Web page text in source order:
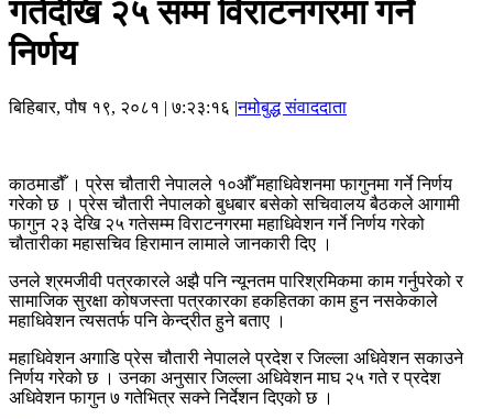
गतेदेखि २५ सम्म विराटनगरमा गर्ने
निर्णय
बिहिबार, पौष १९, २०८१ | ७:२३:१६ |नमोबुद्ध संवाददाता
काठमाडौँ । प्रेस चौतारी नेपालले १०औँ महाधिवेशनमा फागुनमा गर्ने निर्णय
गरेको छ । प्रेस चौतारी नेपालको बुधबार बसेको सचिवालय बैठकले आगामी
फागुन २३ देखि २५ गतेसम्म विराटनगरमा महाधिवेशन गर्ने निर्णय गरेको
चौतारीका महासचिव हिरामान लामाले जानकारी दिए ।
उनले श्रमजीवी पत्रकारले अझै पनि न्यूनतम पारिश्रमिकमा काम गर्नुपरेको र
सामाजिक सुरक्षा कोषजस्ता पत्रकारका हकहितका काम हुन नसकेकाले
महाधिवेशन त्यसतर्फ पनि केन्द्रीत हुने बताए ।
महाधिवेशन अगाडि प्रेस चौतारी नेपालले प्रदेश र जिल्ला अधिवेशन सकाउने
निर्णय गरेको छ । उनका अनुसार जिल्ला अधिवेशन माघ २५ गते र प्रदेश
अधिवेशन फागुन ७ गतेभित्र सक्ने निर्देशन दिएको छ ।